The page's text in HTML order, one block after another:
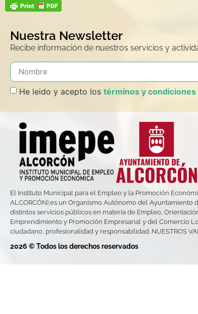
Nuestra Newsletter
Recibe información de nuestros servicios y
He leido y acepto los términos y condiciones
El Instituto Municipal para el Empleo y la Promoción
ALCORCÓN),es un Organismo Autónomo del Ayuntamiento
distintos servicios públicos en materia de Empleo,
Emprendimiento y Promoción Empresarial y del Comercio
ciudadano, profesionalidad y responsabilidad. NUESTROS
2026 © Todos los derechos reservados